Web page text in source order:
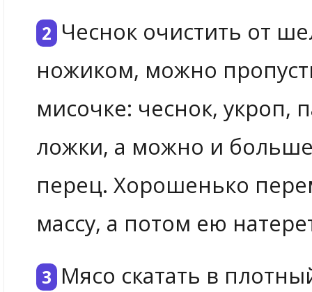
Чеснок очистить от
ножиком, можно
мисочке: чеснок, укроп,
ложки, а можно и
перец. Хорошенько
массу, а потом ею
Мясо скатать в